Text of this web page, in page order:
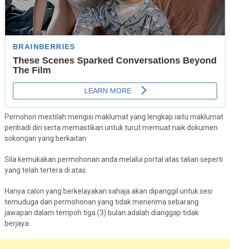
Pemohon mestilah mengisi maklumat yang lengkap iaitu maklumat
peribadi diri serta memastikan untuk turut memuat naik dokumen
sokongan yang berkaitan
Sila kemukakan permohonan anda melalui portal atas talian seperti
yang telah tertera di atas.
Hanya calon yang berkelayakan sahaja akan dipanggil untuk sesi
temuduga dan permohonan yang tidak menerima sebarang
jawapan dalam tempoh tiga (3) bulan adalah dianggap tidak
berjaya.